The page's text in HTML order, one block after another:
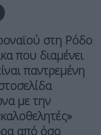
στη Ρόδο
που διαμένει
παντρεμένη
με την
από όσο